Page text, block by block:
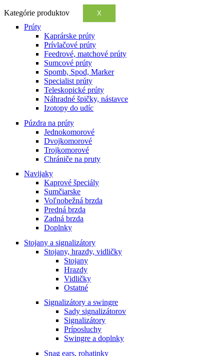
Kategórie produktov X
Prúty
Kaprárske prúty
Prívlačové prúty
Feedrové, matchové prúty
Sumcové prúty
Spomb, Spod, Marker
Specialist prúty
Teleskopické prúty
Náhradné špičky, nástavce
Izotopy do udíc
Púzdra na prúty
Jednokomorové
Dvojkomorové
Trojkomorové
Chrániče na pruty
Navijaky
Kaprové špeciály
Sumčiarske
Voľnobežná brzda
Predná brzda
Zadná brzda
Doplnky
Stojany a signalizátory
Stojany, hrazdy, vidličky
Stojany
Hrazdy
Vidličky
Ostatné
Signalizátory a swingre
Sady signalizátorov
Signalizátory
Príposluchy
Swingre a doplnky
Snag ears, rohatinky